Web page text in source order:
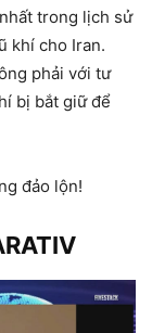
trong lịch sử
khí cho Iran.
phải với tư
bị bắt giữ để
đảo lộn!